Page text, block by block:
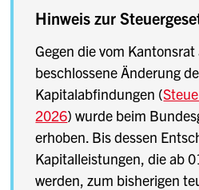
Hinweis zur
Gegen die vom
beschlossene Änderung
Kapitalabfindungen (
2026) wurde beim
erhoben. Bis dessen
Kapitalleistungen, die ab
werden, zum bisherigen